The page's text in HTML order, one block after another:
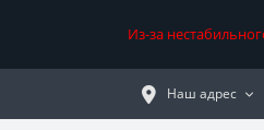
Из-за
Наш адрес